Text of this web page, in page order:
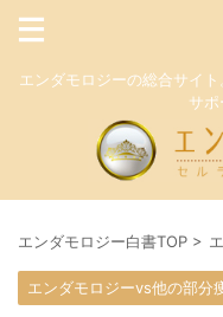
エンダモロジーの総合サイ
サポ
エンダモロジー白書TOP >
エンダモロジーvs他の部分